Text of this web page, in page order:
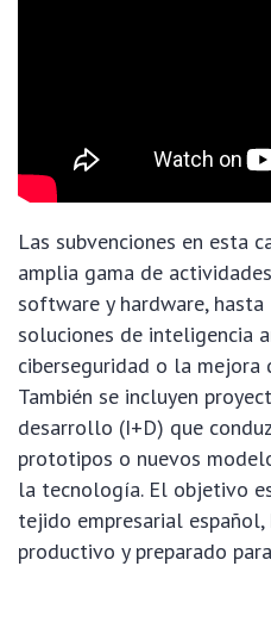
Las subvenciones en esta
amplia gama de
software y hardware,
soluciones de inteligencia
ciberseguridad o la mejora
También se incluyen
desarrollo (I+D) que
prototipos o nuevos
la tecnología. El objetivo
tejido empresarial
productivo y preparado